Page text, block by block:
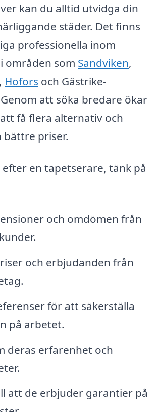
kan du alltid utvidga din
städer. Det finns
professionella inom
områden som Sandviken,
, Hofors och Gästrike-
att söka bredare ökar
få flera alternativ och
bättre priser.
en tapetserare, tänk på
och omdömen från
och erbjudanden från
för att säkerställa
på arbetet.
deras erfarenhet och
att de erbjuder garantier på